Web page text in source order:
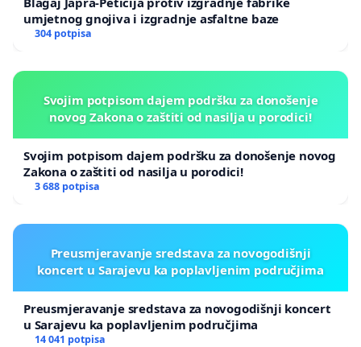
umjetnog gnojiva i izgradnje asfaltne baze
304 potpisa
Svojim potpisom dajem podršku za donošenje
novog Zakona o zaštiti od nasilja u porodici!
Svojim potpisom dajem podršku za donošenje novog
Zakona o zaštiti od nasilja u porodici!
3 688 potpisa
Preusmjeravanje sredstava za novogodišnji
koncert u Sarajevu ka poplavljenim područjima
Preusmjeravanje sredstava za novogodišnji koncert
u Sarajevu ka poplavljenim područjima
14 041 potpisa